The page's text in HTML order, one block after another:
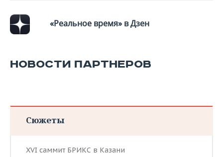
«Реальное время» в Дзен
НОВОСТИ ПАРТНЕРОВ
Сюжеты
XVI саммит БРИКС в Казани